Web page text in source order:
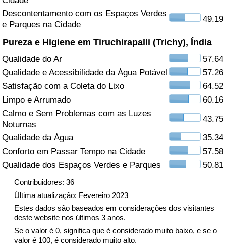
Descontentamento com os Espaços Verdes
e Parques na Cidade
49.19
Pureza e Higiene em Tiruchirapalli (Trichy), Índia
Qualidade do Ar
57.64
Qualidade e Acessibilidade da Água Potável
57.26
Satisfação com a Coleta do Lixo
64.52
Limpo e Arrumado
60.16
Calmo e Sem Problemas com as Luzes
Noturnas
43.75
Qualidade da Água
35.34
Conforto em Passar Tempo na Cidade
57.58
Qualidade dos Espaços Verdes e Parques
50.81
Contribuidores: 36
Última atualização: Fevereiro 2023
Estes dados são baseados em considerações dos visitantes
deste website nos últimos 3 anos.
Se o valor é 0, significa que é considerado muito baixo, e se o
valor é 100, é considerado muito alto.
Indicador de Saúde por País
Indicador de Poluição (Atual)
Índice de poluição
Indicador de Poluição por País
Trânsito
Indicador de Trânsito
Indicador de Trânsito (Atual)
Indicador de Trânsito por País